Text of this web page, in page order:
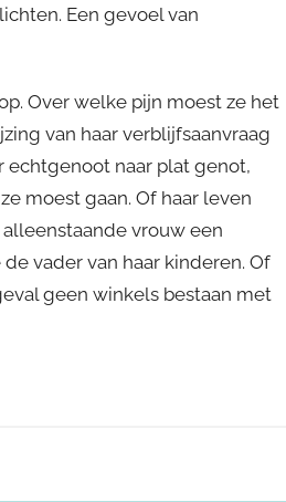
Een gevoel van
Over welke pijn moest ze het
van haar verblijfsaanvraag
echtgenoot naar plat genot,
moest gaan. Of haar leven
vrouw een
vader van haar kinderen. Of
geen winkels bestaan met